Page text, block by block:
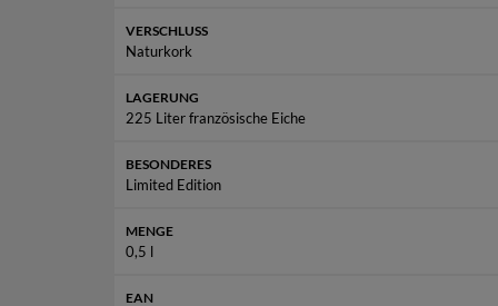
Die Zutaten im Glas
VERSCHLUSS
Naturkork
LAGERUNG
225 Liter französische Eiche
BESONDERES
Limited Edition
MENGE
0,5 l
EAN